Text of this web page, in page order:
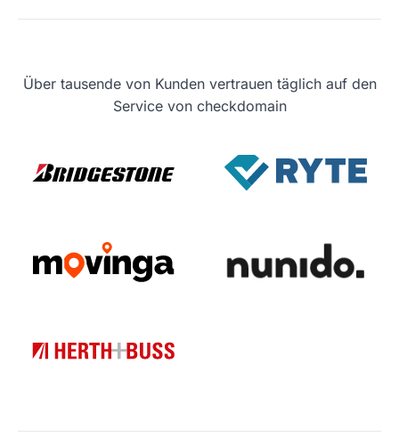
Über tausende von Kunden vertrauen täglich auf den
Service von checkdomain